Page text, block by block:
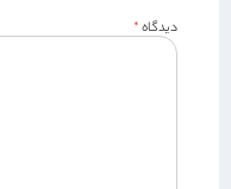
دیدگاه*